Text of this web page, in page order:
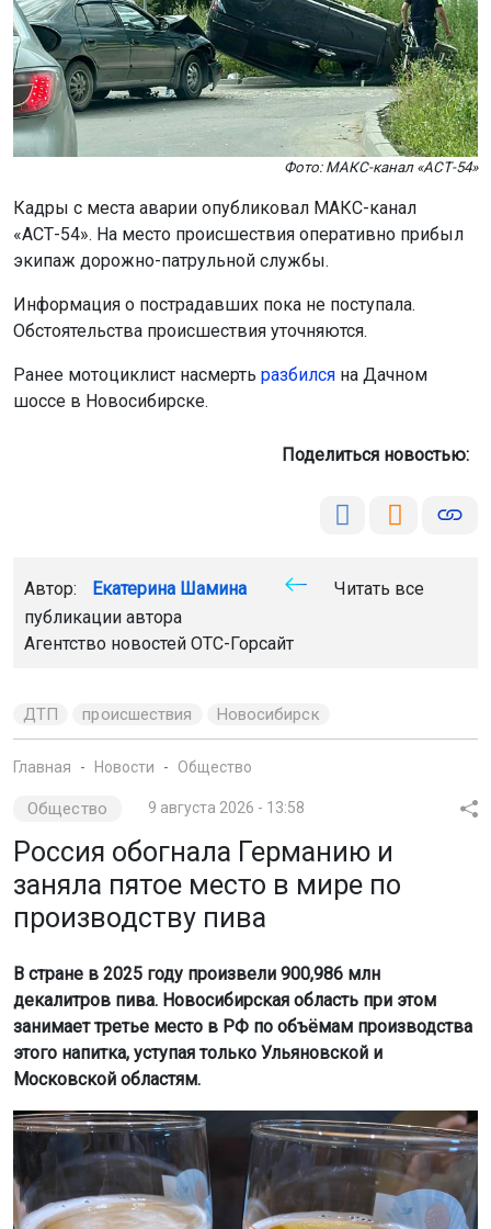
Фото: МАКС-канал «АСТ-54»
Кадры с места аварии опубликовал МАКС-канал
«АСТ-54». На место происшествия оперативно прибыл
экипаж дорожно-патрульной службы.
Информация о пострадавших пока не поступала.
Обстоятельства происшествия уточняются.
Ранее мотоциклист насмерть разбился на Дачном
шоссе в Новосибирске.
Поделиться новостью:
Автор: Екатерина Шамина
Читать все
публикации автора
Агентство новостей ОТС-Горсайт
ДТП происшествия Новосибирск
Главная Новости Общество
Общество 9 августа 2026 - 13:58
Россия обогнала Германию и
заняла пятое место в мире по
производству пива
В стране в 2025 году произвели 900,986 млн
декалитров пива. Новосибирская область при этом
занимает третье место в РФ по объёмам производства
этого напитка, уступая только Ульяновской и
Московской областям.